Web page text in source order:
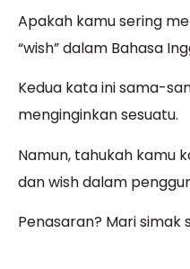
Apakah kamu sering
“wish” dalam Bahasa
Kedua kata ini sama-
menginginkan sesuatu.
Namun, tahukah kamu
dan wish dalam
Penasaran? Mari simak